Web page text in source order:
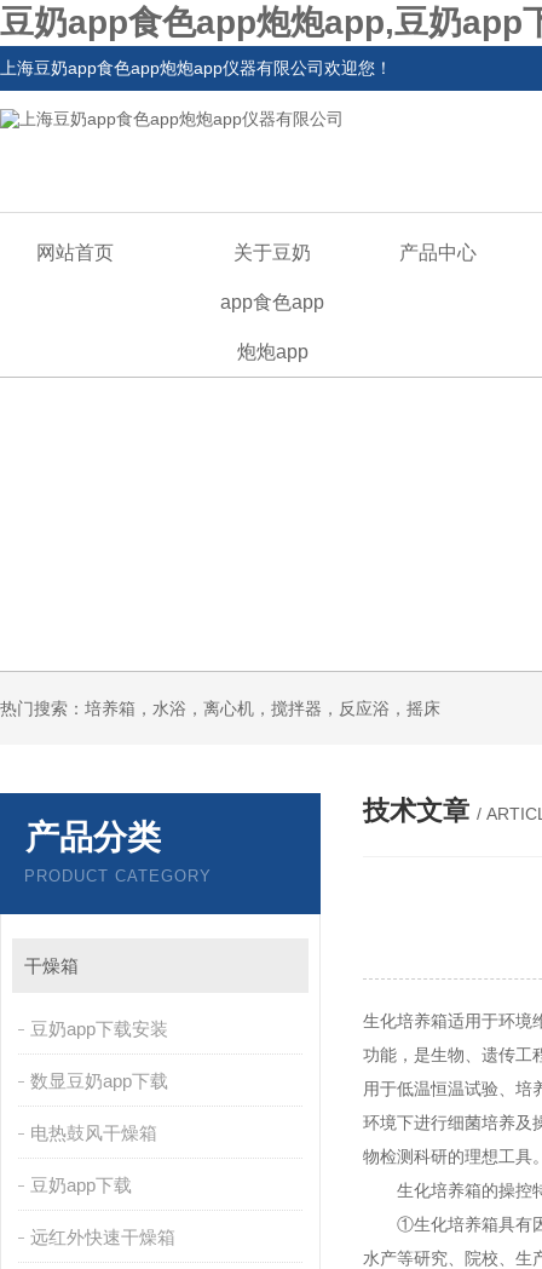
豆奶app食色app炮炮app,豆奶app
上海豆奶app食色app炮炮app仪器有限公司欢迎您！
网站首页 关于豆奶
app食色app
炮炮app
产品中心
热门搜索：培养箱，水浴，离心机，搅拌器，反应浴，摇床
产品分类
PRODUCT CATEGORY
干燥箱
豆奶app下载安装
数显豆奶app下载
电热鼓风干燥箱
豆奶app下载
远红外快速干燥箱
技术文章 /
生化培养箱适用于环境维
功能，是生物、遗传工
用于低温恒温试验
环境下进行细菌培养及
物检测科研的理想工具。
生化培养箱的操控
①生化培养箱具有因停电
水产等研究、院校、生